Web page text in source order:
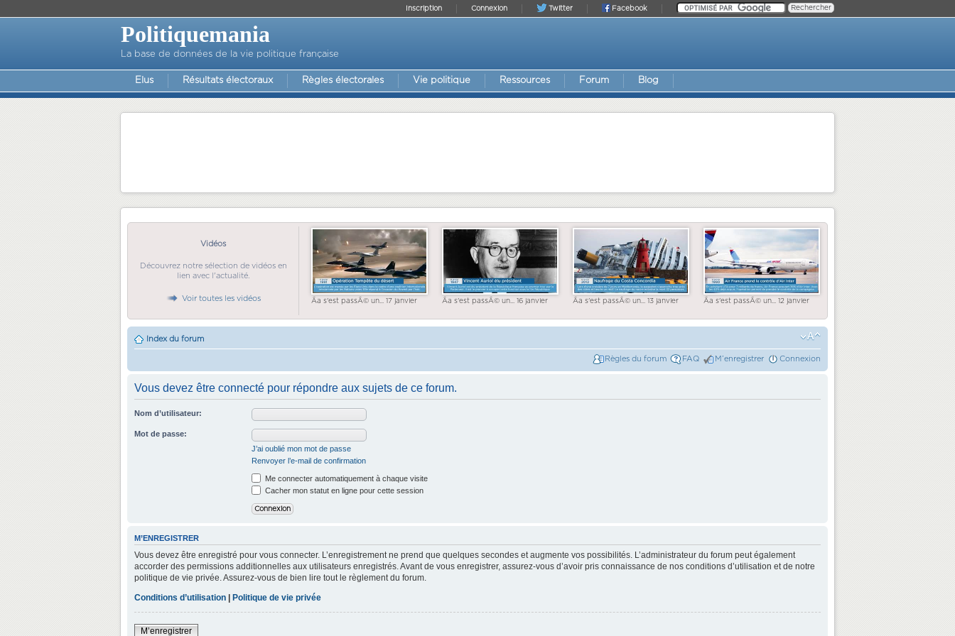
Facebook
Twitter
Connexion
Inscription
Politiquemania
La base de données de la vie politique française
Elus Résultats électoraux Règles électorales Vie politique Ressources Forum Blog
Vidéos
Découvrez notre sélection de vidéos en
lien avec l'actualité.
Voir toutes les vidéos Ãa s'est passÃ© un... 17 janvier Ãa s'est passÃ© un... 16 janvier Ãa s'est passÃ© un... 13 janvier Ãa s'est passÃ© un... 12 janvier
Index du forum
Règles du forum FAQ M’enregistrer Connexion
Vous devez être connecté pour répondre aux sujets de ce forum.
Nom d’utilisateur:
Mot de passe:
J’ai oublié mon mot de passe
Renvoyer l’e-mail de confirmation
Me connecter automatiquement à chaque visite
Cacher mon statut en ligne pour cette session
M’ENREGISTRER
Vous devez être enregistré pour vous connecter. L’enregistrement ne prend que quelques secondes et augmente vos possibilités. L’administrateur du forum peut également
accorder des permissions additionnelles aux utilisateurs enregistrés. Avant de vous enregistrer, assurez-vous d’avoir pris connaissance de nos conditions d’utilisation et de notre
politique de vie privée. Assurez-vous de bien lire tout le règlement du forum.
Conditions d’utilisation | Politique de vie privée
M’enregistrer